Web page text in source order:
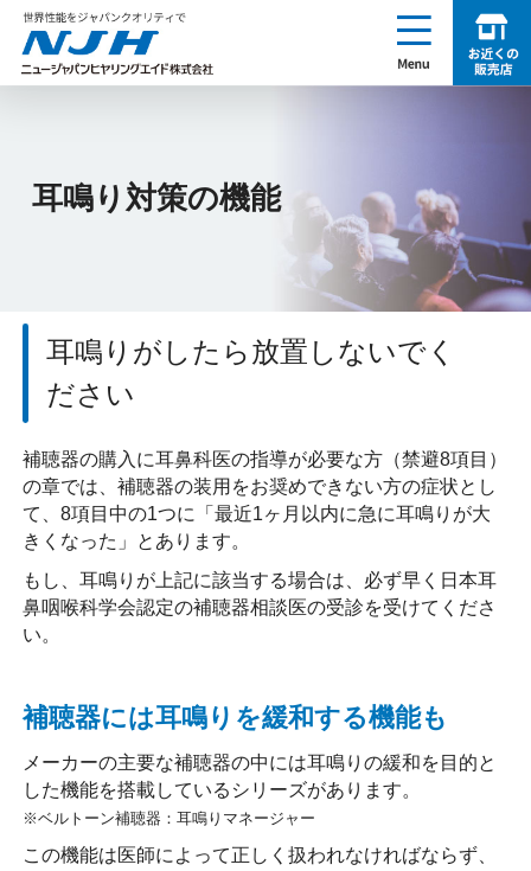
NJH ニュージャパンヒヤリングエイド株式会社
お近くの販売店を探す
耳鳴り対策の機能
耳鳴りがしたら放置しないでく
ださい
補聴器の購入に耳鼻科医の指導が必要な方（禁避8項目）
の章では、補聴器の装用をお奨めできない方の症状とし
て、8項目中の1つに「最近1ヶ月以内に急に耳鳴りが大
きくなった」とあります。
もし、耳鳴りが上記に該当する場合は、必ず早く日本耳
鼻咽喉科学会認定の補聴器相談医の受診を受けてくださ
い。
補聴器には耳鳴りを緩和する機能も
メーカーの主要な補聴器の中には耳鳴りの緩和を目的と
した機能を搭載しているシリーズがあります。
※ベルトーン補聴器：耳鳴りマネージャー
この機能は医師によって正しく扱われなければならず、